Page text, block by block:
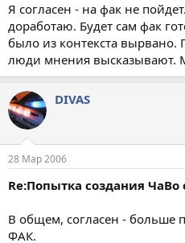
Я согласен - на фак не
доработаю. Будет сам фак
было из контекста вырвано.
люди мнения высказывают.
DIVAS
28 Мар 2006
Re:Попытка создания ЧаВо
В общем, согласен - больше
ФАК.